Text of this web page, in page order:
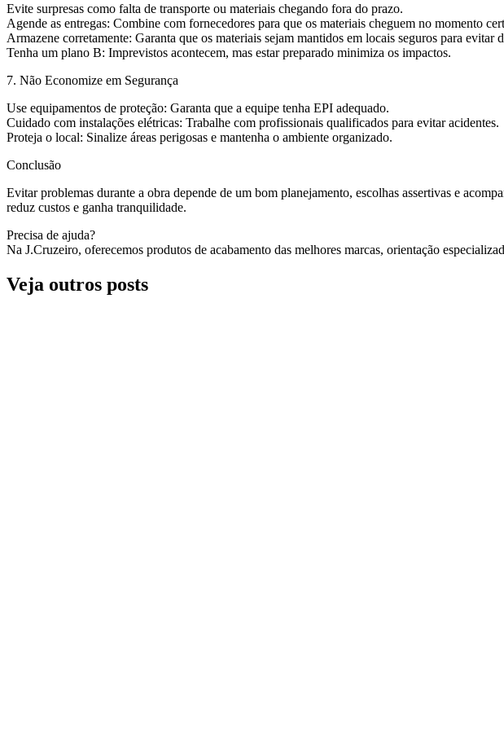
Evite surpresas como falta de transporte ou materiais chegando fora do prazo.
Agende as entregas: Combine com fornecedores para que os materiais cheguem no momento
Armazene corretamente: Garanta que os materiais sejam mantidos em locais seguros para evitar
Tenha um plano B: Imprevistos acontecem, mas estar preparado minimiza os impactos.
7. Não Economize em Segurança
Use equipamentos de proteção: Garanta que a equipe tenha EPI adequado.
Cuidado com instalações elétricas: Trabalhe com profissionais qualificados para evitar acidentes.
Proteja o local: Sinalize áreas perigosas e mantenha o ambiente organizado.
Conclusão
Evitar problemas durante a obra depende de um bom planejamento, escolhas assertivas e
reduz custos e ganha tranquilidade.
Precisa de ajuda?
Na J.Cruzeiro, oferecemos produtos de acabamento das melhores marcas, orientação
Veja outros posts